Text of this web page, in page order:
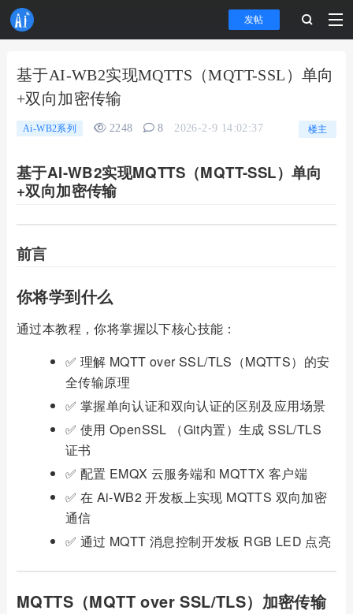
发帖
基于AI-WB2实现MQTTS（MQTT-SSL）单向
+双向加密传输
楼主
Ai-WB2系列 2248 8 2026-2-9 14:02:37
基于AI-WB2实现MQTTS（MQTT-SSL）单向
+双向加密传输
前言
你将学到什么
通过本教程，你将掌握以下核心技能：
✅ 理解 MQTT over SSL/TLS（MQTTS）的安
全传输原理
✅ 掌握单向认证和双向认证的区别及应用场景
✅ 使用 OpenSSL （Git内置）生成 SSL/TLS
证书
✅ 配置 EMQX 云服务端和 MQTTX 客户端
✅ 在 Ai-WB2 开发板上实现 MQTTS 双向加密
通信
✅ 通过 MQTT 消息控制开发板 RGB LED 点亮
MQTTS（MQTT over SSL/TLS）加密传输